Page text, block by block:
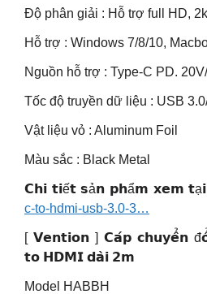
Độ phân giải : Hỗ trợ full HD,
Hỗ trợ : Windows 7/8/10,
Nguồn hỗ trợ : Type-C PD.
Tốc độ truyền dữ liệu : USB
Vật liệu vỏ : Aluminum Foil
Màu sắc : Black Metal
𝗖𝗵𝗶 𝘁𝗶ế𝘁 𝘀ả𝗻 𝗽𝗵ẩ𝗺 𝘅𝗲𝗺
c-to-hdmi-usb-3.0-3…
[ 𝗩𝗲𝗻𝘁𝗶𝗼𝗻 ] 𝗖𝗮́𝗽 𝗰𝗵𝘂𝘆𝗲̂̉𝗻
𝘁𝗼 𝗛𝗗𝗠𝗜 𝗱𝗮̀𝗶 𝟮𝗺
Model HABBH